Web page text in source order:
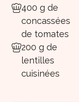
400 g de
concassées
de tomates
200 g de
lentilles
cuisinées